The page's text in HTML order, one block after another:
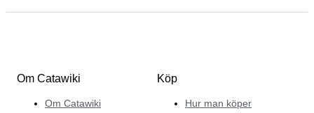
Om Catawiki
Om Catawiki
Köp
Hur man köper